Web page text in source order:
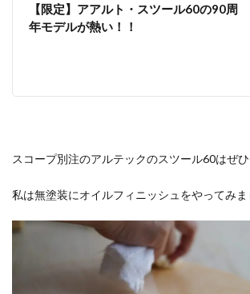
【限定】アアルト・スツール60の90周
年モデルが熱い！！
スコープ別注のアルテックのスツール60はぜひ
私は無塗装にオイルフィニッシュをやってみま